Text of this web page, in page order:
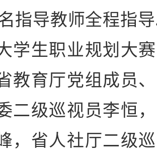
指导教师全程指
学生职业规划大
教育厅党组成员
二级巡视员李恒
，省人社厅二级